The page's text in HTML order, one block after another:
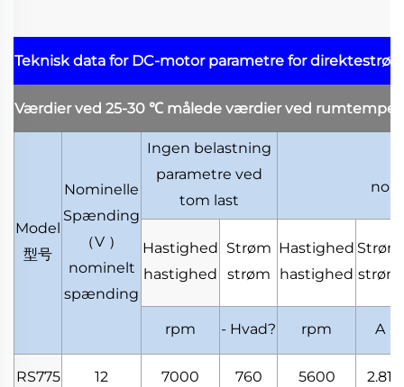
Teknisk data for DC-motor parametre for
Værdier ved 25-30 ℃ målede værdier ved
Model
型号
Nominelle
Spænding
（V ）
nominelt
spænding
Ingen belastning
parametre ved
tom last
Hastighed
hastighed
Strøm
strøm
Hastighed
hastighed
Strøm
strøm
rpm - Hvad? rpm A
RS775 12 7000 760 5600 2.81